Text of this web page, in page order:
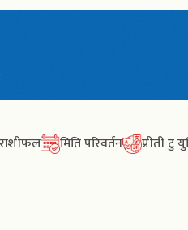
राशीफल मिति परिवर्तन प्रीती टु